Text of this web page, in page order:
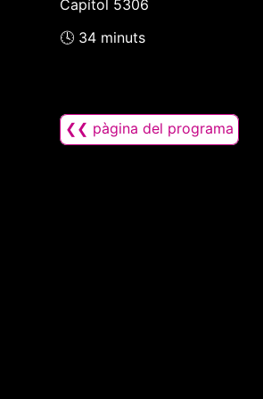
Capítol 5306
🕓 34 minuts
❮❮ pàgina del programa